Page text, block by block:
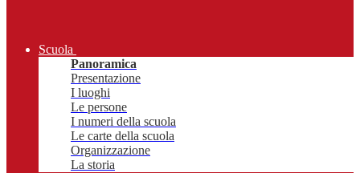
Scuola
Panoramica
Presentazione
I luoghi
Le persone
I numeri della scuola
Le carte della scuola
Organizzazione
La storia